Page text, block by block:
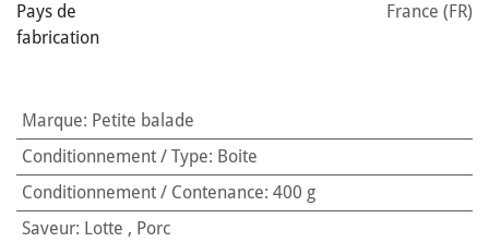
Pays de
fabrication
France (FR)
Marque: Petite balade
Conditionnement / Type: Boite
Conditionnement / Contenance: 400 g
Saveur: Lotte , Porc